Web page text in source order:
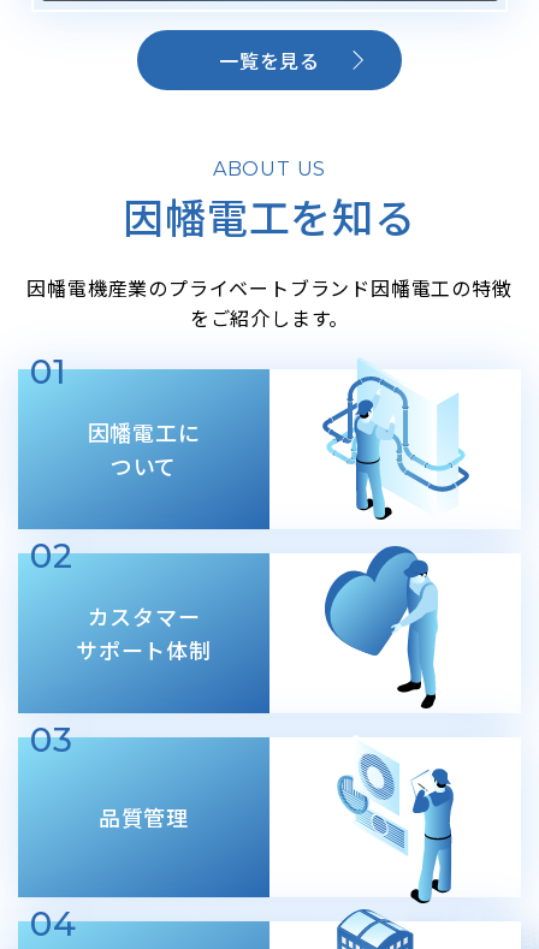
一覧を見る
ABOUT US
因幡電工を知る
因幡電機産業のプライベートブランド因幡電工の特徴
をご紹介します。
01
因幡電工に
ついて
02
カスタマー
サポート体制
03
品質管理
04